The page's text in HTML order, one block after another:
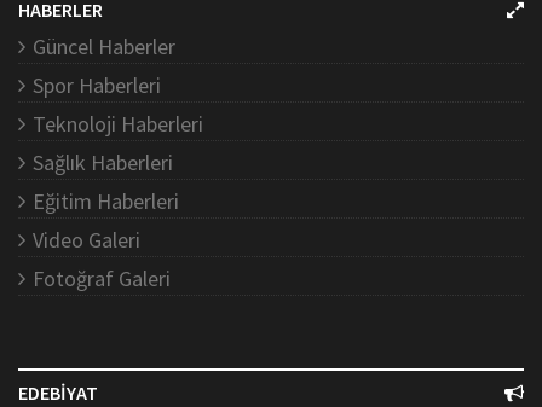
HABERLER
Güncel Haberler
Spor Haberleri
Teknoloji Haberleri
Sağlık Haberleri
Eğitim Haberleri
Video Galeri
Fotoğraf Galeri
EDEBİYAT